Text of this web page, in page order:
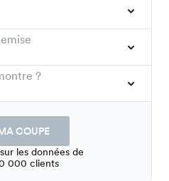
?
COUPE
les données de
000 clients